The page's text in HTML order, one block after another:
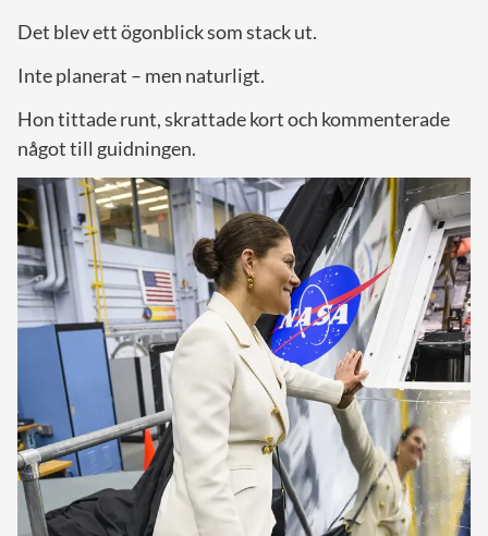
Det blev ett ögonblick som stack ut.
Inte planerat – men naturligt.
Hon tittade runt, skrattade kort och kommenterade
något till guidningen.